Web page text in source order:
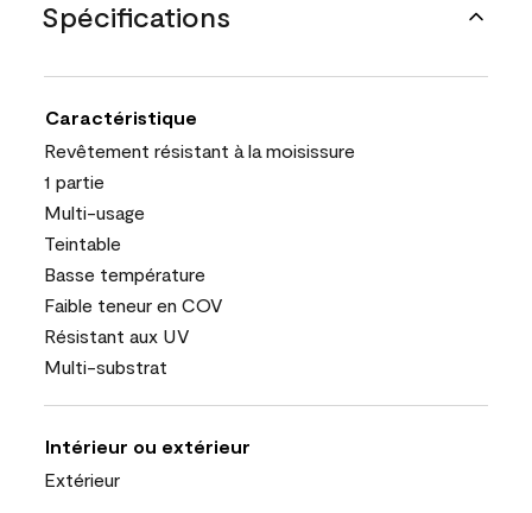
Spécifications
Caractéristique
Revêtement résistant à la moisissure
1 partie
Multi-usage
Teintable
Basse température
Faible teneur en COV
Résistant aux UV
Multi-substrat
Intérieur ou extérieur
Extérieur